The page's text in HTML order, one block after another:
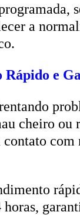
a
Rápido e
cheiro ou
com